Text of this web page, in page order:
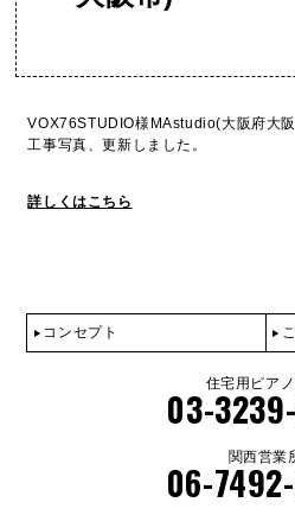
VOX76STUDIO様MAstudio(大阪府大
工事写真、更新しました。
詳しくはこちら
コンセプト
住宅用ピア
03-
関西営業
06-